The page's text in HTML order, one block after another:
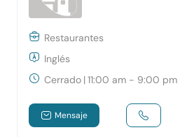
Restaurantes
Inglés
Cerrado |11:00 am - 9:00 pm
Mensaje